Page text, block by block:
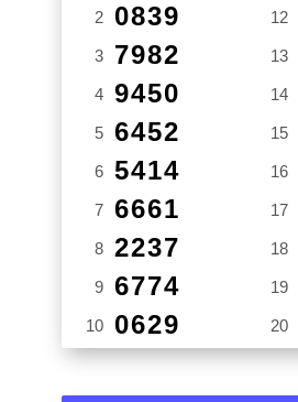
2 0839
3 7982
4 9450
5 6452
6 5414
7 6661
8 2237
9 6774
10 0629
12
13
14
15
16
17
18
19
20